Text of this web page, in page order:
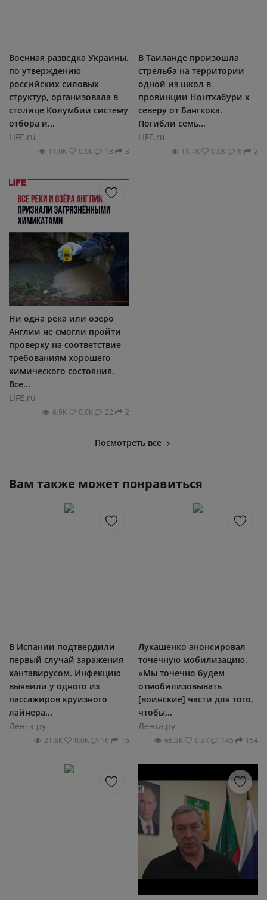
Военная разведка Украины,
по утверждению
российских силовых
структур, организовала в
столице Колумбии систему
отбора и...
LIFE.ru
11.0К 0.0К 13 3
В Таиланде произошла
стрельба на территории
одной из школ в
провинции Нонтхабури к
северу от Бангкока.
Погибли семь...
LIFE.ru
11.7К 0.0К 6 2
Ни одна река или озеро
Англии не смогли пройти
проверку на соответствие
требованиям хорошего
химического состояния.
Все...
LIFE.ru
6.9К 0.0К 22 2
Посмотреть все
Вам также может понравиться
В Испании подтвердили
первый случай заражения
хантавирусом. Инфекцию
выявили у одного из
пассажиров круизного
лайнера...
Лента.ру
21.6К 0.0К 16 16
Лукашенко анонсировал
точечную мобилизацию.
«Мы точечно будем
отмобилизовывать
[воинские] части для того,
чтобы...
Лента.ру
66.3К 0.3К 145 154